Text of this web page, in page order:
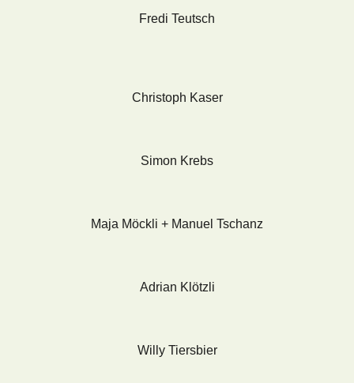
Fredi Teutsch
Christoph Kaser
Simon Krebs
Maja Möckli + Manuel Tschanz
Adrian Klötzli
Willy Tiersbier